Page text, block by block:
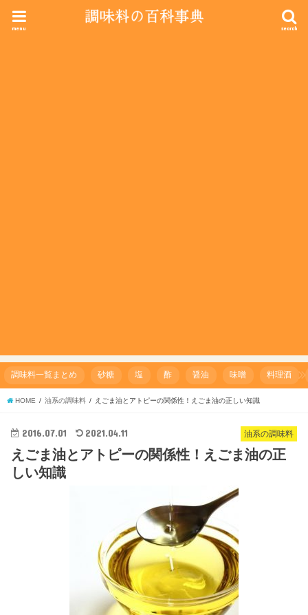
search
menu
調味料一覧まとめ 砂糖 塩 酢 醤油 味噌 料理酒
HOME 油系の調味料 えごま油とアトピーの関係性！えごま油の正しい知識
油系の調味料
2016.07.01 2021.04.11
えごま油とアトピーの関係性！えごま油の正
しい知識